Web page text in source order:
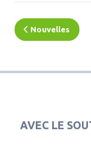
Nouvelles
AVEC LE